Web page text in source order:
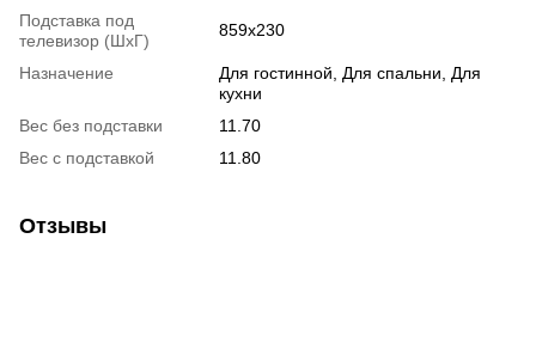
Подставка под
телевизор (ШxГ)
859x230
Назначение
Для гостинной, Для спальни, Для
кухни
Вес без подставки
11.70
Вес с подставкой
11.80
Отзывы